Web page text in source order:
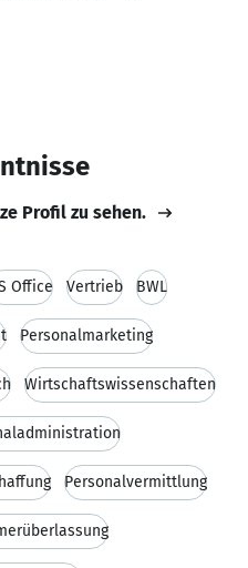
Profil zu sehen.
Office Vertrieb BWL
Personalmarketing
Wirtschaftswissenschaften
Personalvermittlung